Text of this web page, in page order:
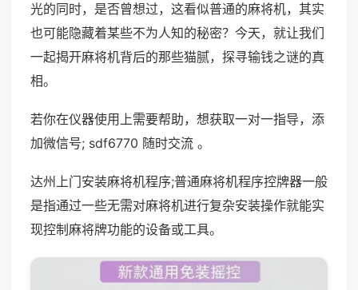
光的同时，是否曾想过，这看似普通的麻将机，其实
也可能隐藏着某些不为人知的秘密？今天，就让我们
一起揭开麻将机背后的那些猫腻，探寻输钱之谜的真
相。
若你在仪器使用上需要帮助，想获取一对一指导，添
加微信号; sdf6770 随时交流 。
达州上门安装麻将机程序;普通麻将机程序控牌器一般
是指通过一些无需对麻将机进行复杂安装操作就能实
现控制麻将牌功能的设备或工具。